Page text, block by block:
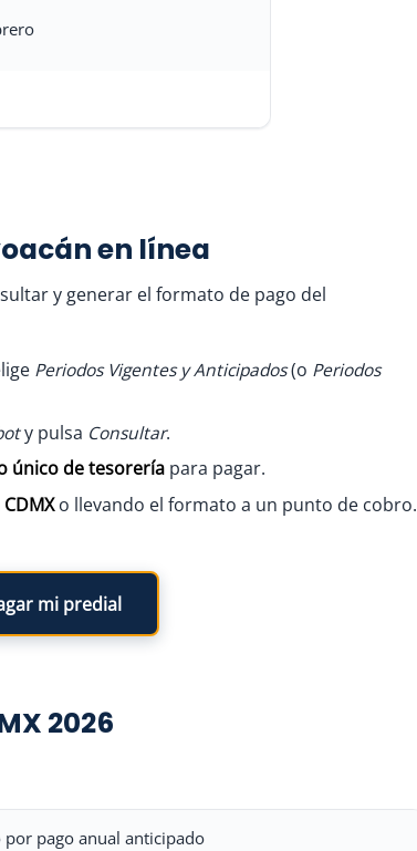
en línea
y generar el formato de pago del
Periodos Vigentes y Anticipados(o Periodos
y pulsa Consultar.
único de tesorería para pagar.
o llevando el formato a un punto de cobro.
mi predial
2026
por pago anual anticipado